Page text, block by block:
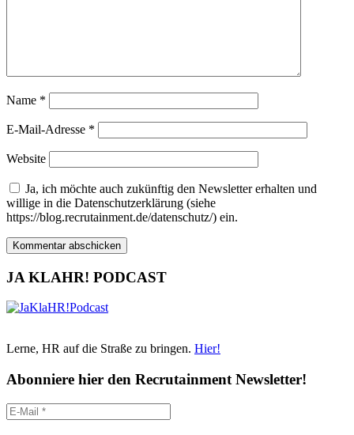
Name *
E-Mail-Adresse *
Website
Ja, ich möchte auch zukünftig den Newsletter erhalten und
willige in die Datenschutzerklärung (siehe
https://blog.recrutainment.de/datenschutz/) ein.
JA KLAHR! PODCAST
Lerne, HR auf die Straße zu bringen. Hier!
Abonniere hier den Recrutainment Newsletter!